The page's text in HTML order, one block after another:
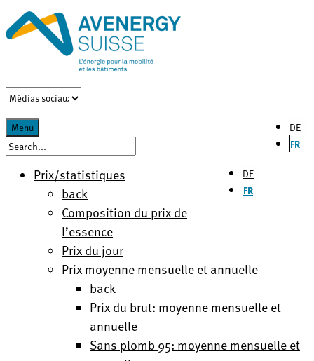
DE
FR
Menu
DE
FR
Prix/statistiques
back
Composition du prix de
l’essence
Prix du jour
Prix moyenne mensuelle et annuelle
back
Prix du brut: moyenne mensuelle et
annuelle
Sans plomb 95: moyenne mensuelle et